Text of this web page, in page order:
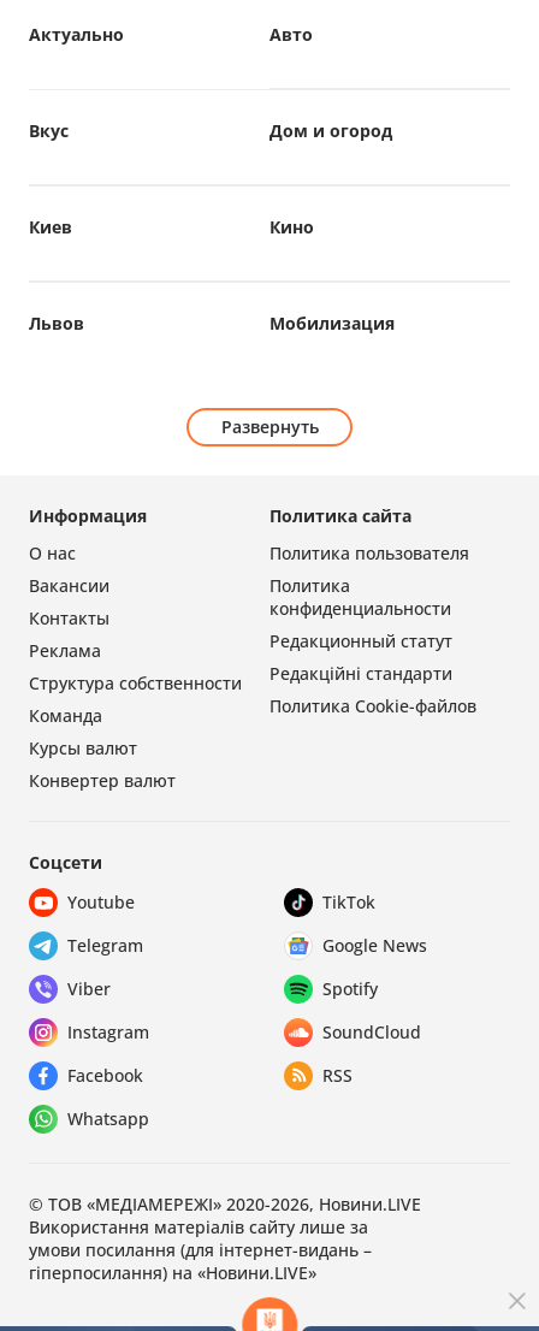
Авто
Актуально
Вкус Дом и огород
Киев Кино
Львов Мобилизация
Развернуть
Политика сайта
Политика пользователя
Политика
конфиденциальности
Редакционный статут
Редакційні стандарти
Политика Cookie-файлов
Информация
О нас
Вакансии
Контакты
Реклама
Структура собственности
Команда
Курсы валют
Конвертер валют
Соцсети
Youtube
TikTok
Telegram
Google News
Viber
Spotify
Instagram
SoundCloud
Facebook
RSS
Whatsapp
© ТОВ «МЕДІАМЕРЕЖІ» 2020-2026, Новини.LIVE
Використання матеріалів сайту лише за
умови посилання (для інтернет-видань –
гіперпосилання) на «Новини.LIVE»